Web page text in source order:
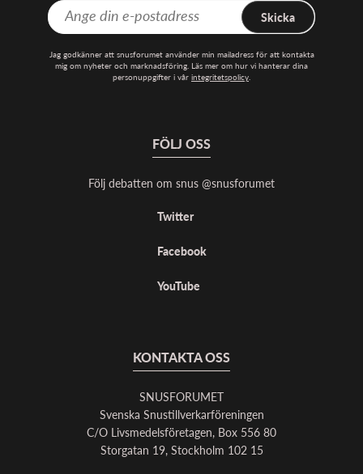
Skicka
Jag godkänner att snusforumet använder min mailadress för att kontakta
mig om nyheter och marknadsföring. Läs mer om hur vi hanterar dina
personuppgifter i vår integritetspolicy.
FÖLJ OSS
Följ debatten om snus @snusforumet
Twitter
Facebook
YouTube
KONTAKTA OSS
SNUSFORUMET
Svenska Snustillverkarföreningen
C/O Livsmedelsföretagen, Box 556 80
Storgatan 19, Stockholm 102 15